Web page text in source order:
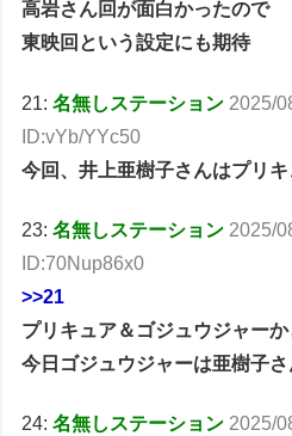
高岩さん回が面白かったので
東映回という設定にも期待
21:名無しステーション 2025/
ID:vYb/YYc50
今回、井上亜樹子さんはプリ
23:名無しステーション 2025/
ID:70Nup86x0
>>21
プリキュア＆ゴジュウジャーか
今日ゴジュウジャーは亜樹子
24:名無しステーション 2025/